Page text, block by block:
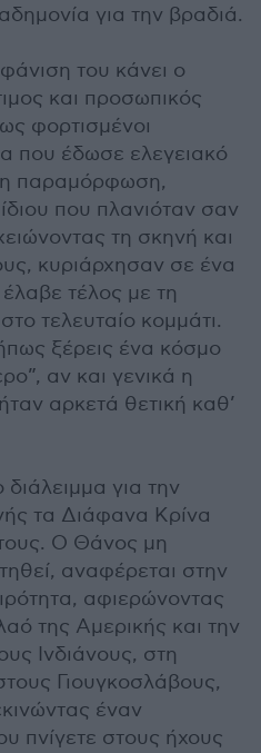
για την βραδιά.
του κάνει ο
και προσωπικός
φορτισμένοι
που έδωσε ελεγειακό
παραμόρφωση,
που πλανιόταν σαν
τη σκηνή και
κυριάρχησαν σε ένα
τέλος με τη
τελευταίο κομμάτι.
ξέρεις ένα κόσμο
αν και γενικά η
αρκετά θετική καθ’
για την
τα Διάφανα Κρίνα
Ο Θάνος μη
αναφέρεται στην
αφιερώνοντας
της Αμερικής και την
Ινδιάνους, στη
Γιουγκοσλάβους,
έναν
πνίγετε στους ήχους